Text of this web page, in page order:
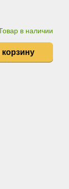
в наличии